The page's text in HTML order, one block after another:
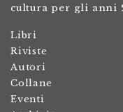
cultura per gli anni
Libri
Riviste
Autori
Collane
Eventi